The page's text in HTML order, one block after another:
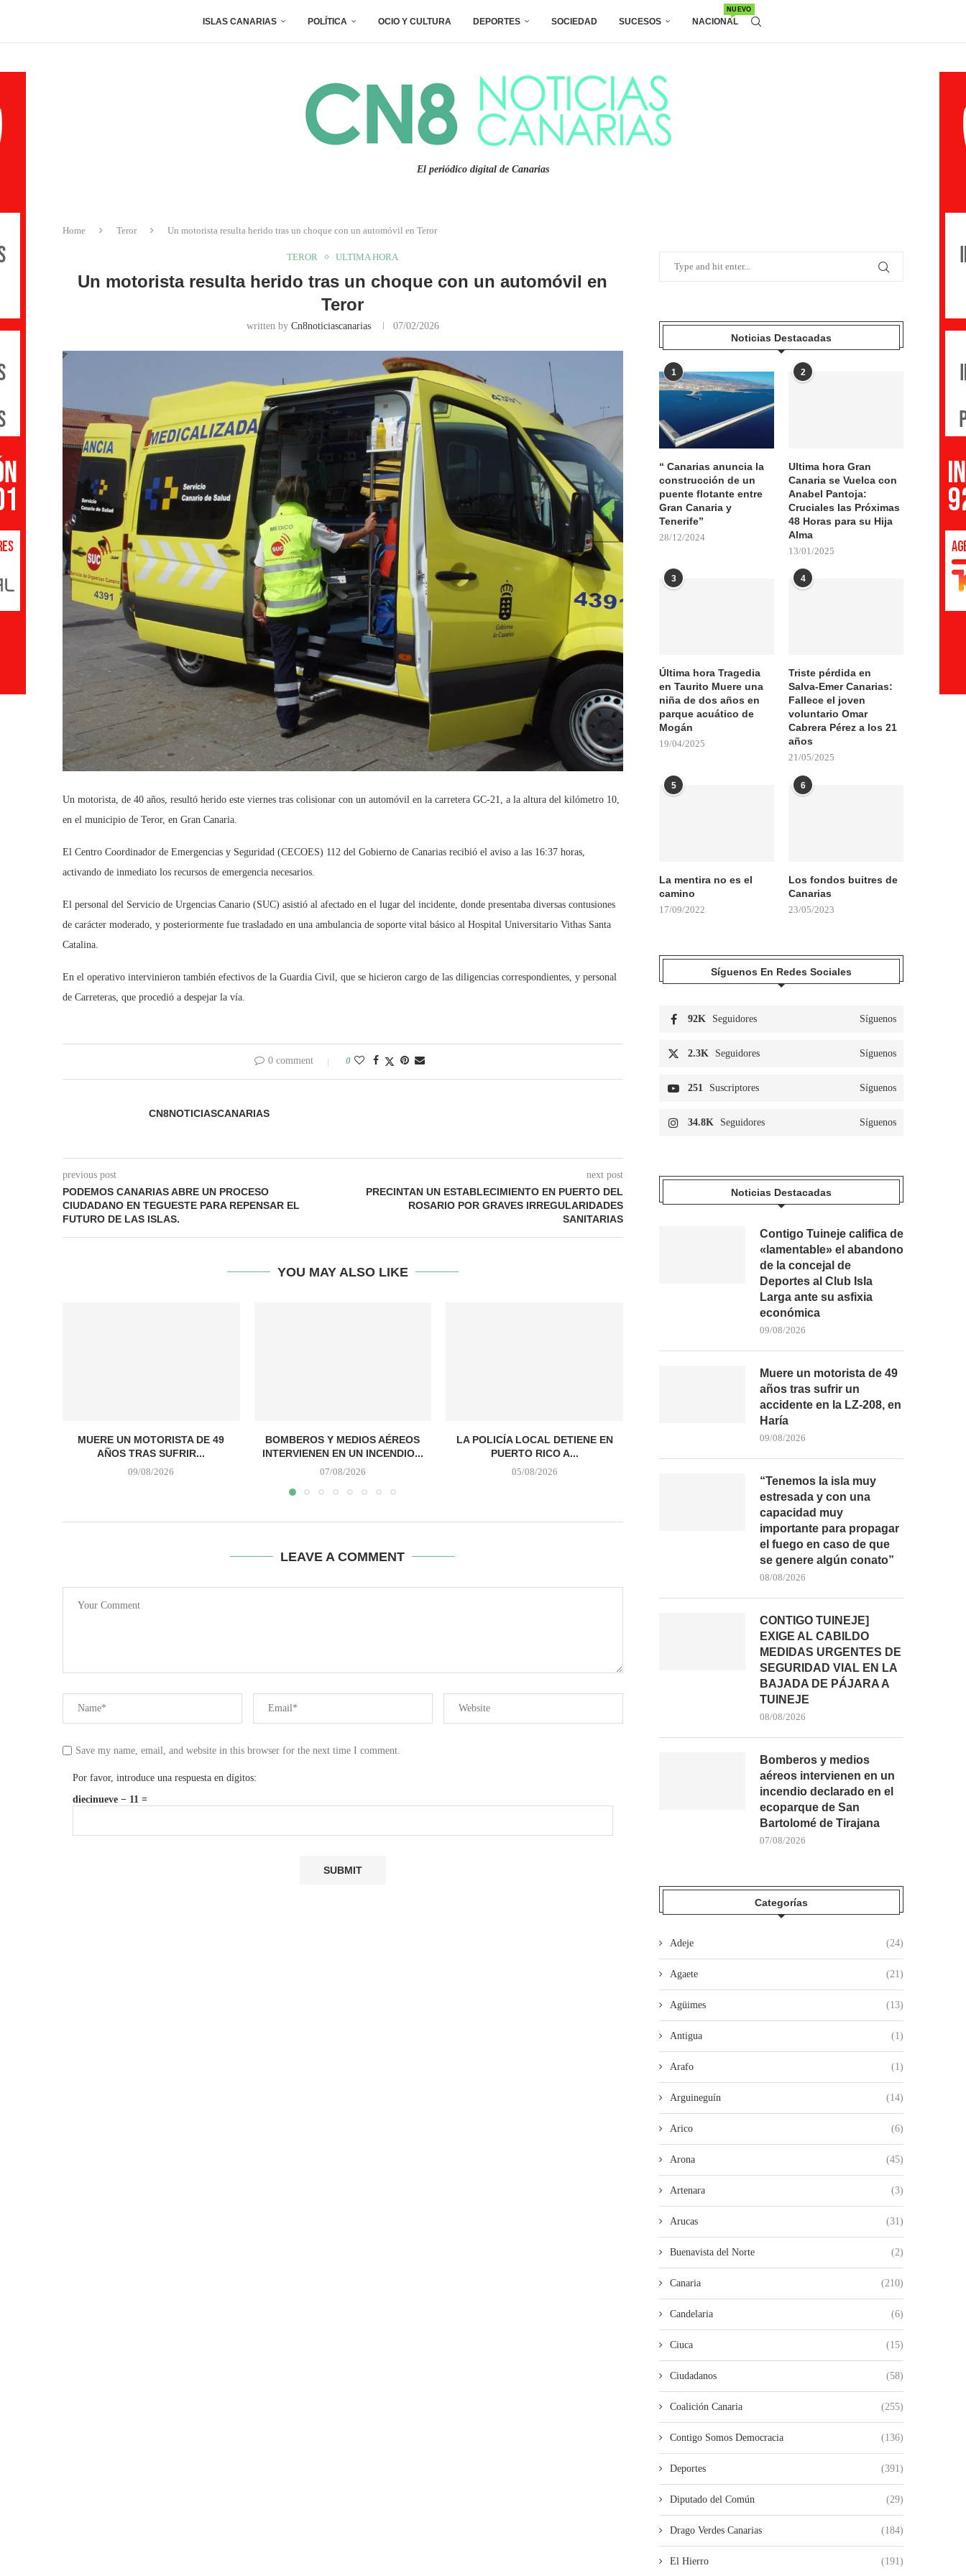
ISLAS CANARIAS POLÍTICA OCIO Y CULTURA DEPORTES SOCIEDAD SUCESOS NACIONAL
NUEVO
El periódico digital de Canarias
Home Teror Un motorista resulta herido tras un choque con un automóvil en Teror
TEROR ULTIMA HORA
Un motorista resulta herido tras un choque con un automóvil en
Teror
written by Cn8noticiascanarias 07/02/2026
Un motorista, de 40 años, resultó herido este viernes tras colisionar con un automóvil en la carretera GC-21, a la altura del kilómetro 10,
en el municipio de Teror, en Gran Canaria.
El Centro Coordinador de Emergencias y Seguridad (CECOES) 112 del Gobierno de Canarias recibió el aviso a las 16:37 horas,
activando de inmediato los recursos de emergencia necesarios.
El personal del Servicio de Urgencias Canario (SUC) asistió al afectado en el lugar del incidente, donde presentaba diversas contusiones
de carácter moderado, y posteriormente fue trasladado en una ambulancia de soporte vital básico al Hospital Universitario Vithas Santa
Catalina.
En el operativo intervinieron también efectivos de la Guardia Civil, que se hicieron cargo de las diligencias correspondientes, y personal
de Carreteras, que procedió a despejar la vía.
0 comment 0
CN8NOTICIASCANARIAS
previous post
PODEMOS CANARIAS ABRE UN PROCESO
CIUDADANO EN TEGUESTE PARA REPENSAR EL
FUTURO DE LAS ISLAS.
next post
PRECINTAN UN ESTABLECIMIENTO EN PUERTO DEL
ROSARIO POR GRAVES IRREGULARIDADES
SANITARIAS
YOU MAY ALSO LIKE
MUERE UN MOTORISTA DE 49
AÑOS TRAS SUFRIR...
09/08/2026
BOMBEROS Y MEDIOS AÉREOS
INTERVIENEN EN UN INCENDIO...
07/08/2026
LA POLICÍA LOCAL DETIENE EN
PUERTO RICO A...
05/08/2026
ESPECTACULAR VUELCO DE UN
LEAVE A COMMENT
Save my name, email, and website in this browser for the next time I comment.
Por favor, introduce una respuesta en dígitos:
diecinueve − 11 =
Noticias Destacadas
1
“ Canarias anuncia la
construcción de un
puente flotante entre
Gran Canaria y
Tenerife”
28/12/2024
2
Ultima hora Gran
Canaria se Vuelca con
Anabel Pantoja:
Cruciales las Próximas
48 Horas para su Hija
Alma
13/01/2025
3
Última hora Tragedia
en Taurito Muere una
niña de dos años en
parque acuático de
Mogán
19/04/2025
4
Triste pérdida en
Salva-Emer Canarias:
Fallece el joven
voluntario Omar
Cabrera Pérez a los 21
años
21/05/2025
5
La mentira no es el
camino
17/09/2022
6
Los fondos buitres de
Canarias
23/05/2023
Síguenos En Redes Sociales
92K Seguidores Síguenos
2.3K Seguidores Síguenos
251 Suscriptores Síguenos
34.8K Seguidores Síguenos
Noticias Destacadas
Contigo Tuineje califica de
«lamentable» el abandono
de la concejal de
Deportes al Club Isla
Larga ante su asfixia
económica
09/08/2026
Muere un motorista de 49
años tras sufrir un
accidente en la LZ-208, en
Haría
09/08/2026
“Tenemos la isla muy
estresada y con una
capacidad muy
importante para propagar
el fuego en caso de que
se genere algún conato”
08/08/2026
CONTIGO TUINEJE]
EXIGE AL CABILDO
MEDIDAS URGENTES DE
SEGURIDAD VIAL EN LA
BAJADA DE PÁJARA A
TUINEJE
08/08/2026
Bomberos y medios
aéreos intervienen en un
incendio declarado en el
ecoparque de San
Bartolomé de Tirajana
07/08/2026
Categorías
Adeje (24)
Agaete (21)
Agüimes (13)
Antigua (1)
Arafo (1)
Arguineguín (14)
Arico (6)
Arona (45)
Artenara (3)
Arucas (31)
Buenavista del Norte (2)
Canaria (210)
Candelaria (6)
Ciuca (15)
Ciudadanos (58)
Coalición Canaria (255)
Contigo Somos Democracia (136)
Deportes (391)
Diputado del Común (29)
Drago Verdes Canarias (184)
El Hierro (191)